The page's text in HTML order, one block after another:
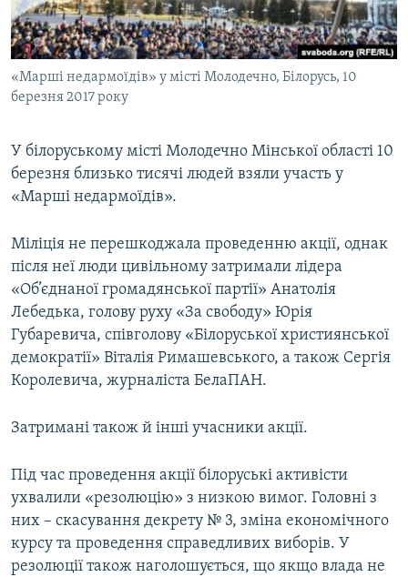
ВІДЕОУРОКИ «ELIFBE»
СВІДЧЕННЯ ОКУПАЦІЇ
УКРАЇНСЬКА ПРОБЛЕМА КРИМУ
Русский
Qırımtatar
Усі сайти RFE/RL
«Марші недармоїдів» у місті Молодечно, Білорусь, 10
березня 2017 року
У білоруському місті Молодечно Мінської області 10
березня близько тисячі людей взяли участь у
«Марші недармоїдів».
Міліція не перешкоджала проведенню акції, однак
після неї люди цивільному затримали лідера
«Об’єднаної громадянської партії» Анатолія
Лебедька, голову руху «За свободу» Юрія
Губаревича, співголову «Білоруської християнської
демократії» Віталія Римашевського, а також Сергія
Королевича, журналіста БелаПАН.
Затримані також й інші учасники акції.
Під час проведення акції білоруські активісти
ухвалили «резолюцію» з низкою вимог. Головні з
них – скасування декрету № 3, зміна економічного
курсу та проведення справедливих виборів. У
резолюції також наголошується, що якщо влада не